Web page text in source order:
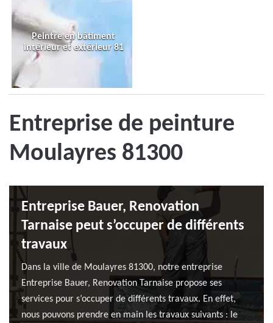
Peintre en bâtiment
intérieur et extérieur 81
Entreprise de peinture
Moulayres 81300
Entreprise Bauer, Renovation
Tarnaise peut s’occuper de différents
travaux
Dans la ville de Moulayres 81300, notre entreprise
Entreprise Bauer, Renovation Tarnaise propose ses
services pour s’occuper de différents travaux. En effet,
nous pouvons prendre en main les travaux suivants : le